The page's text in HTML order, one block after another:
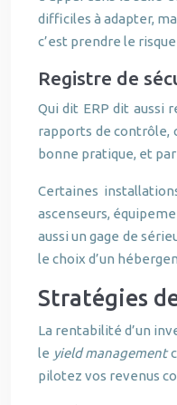
difficiles à adapter,
c’est prendre le
Registre de
Qui dit ERP dit aussi
rapports de contrôle,
bonne pratique, et
Certaines
ascenseurs,
aussi un gage de
le choix d’un
Stratégies
La rentabilité d’un
le yield management
pilotez vos revenus